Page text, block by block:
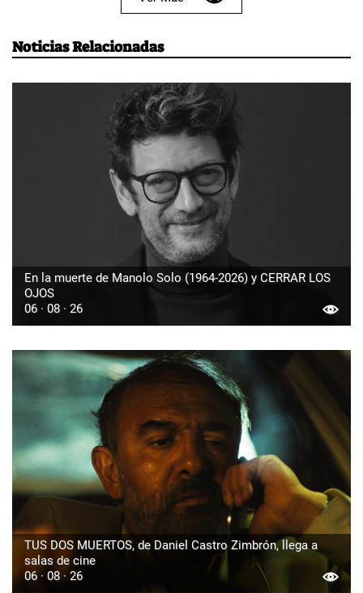
Noticias Relacionadas
En la muerte de Manolo Solo (1964-2026) y CERRAR LOS
OJOS
06 · 08 · 26
TUS DOS MUERTOS, de Daniel Castro Zimbrón, llega a
salas de cine
06 · 08 · 26